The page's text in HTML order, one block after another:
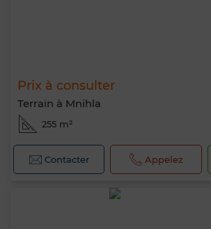
Prix à consulter
Terrain à Mnihla
255 m²
Contacter Appelez